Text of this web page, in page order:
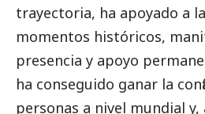
trayectoria, ha apoyado a
momentos históricos,
presencia y apoyo
ha conseguido ganar la
personas a nivel mundial